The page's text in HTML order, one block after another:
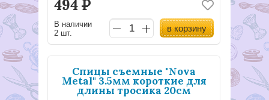
494Р
В наличии
2 шт.
в корзину
Спицы съемные "Nova
Metal" 3.5мм короткие для
длины тросика 20см